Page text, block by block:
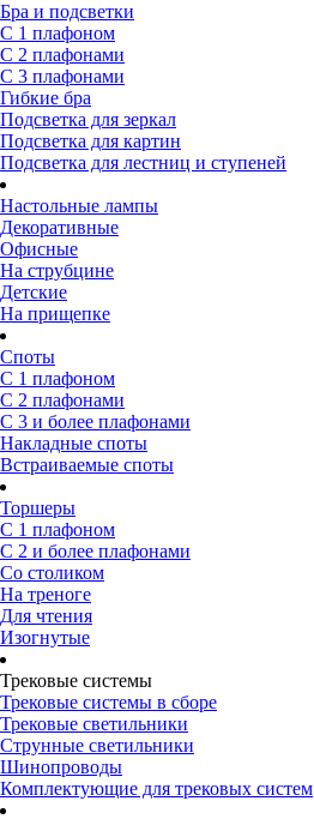
Бра и подсветки
С 1 плафоном
С 2 плафонами
С 3 плафонами
Гибкие бра
Подсветка для зеркал
Подсветка для картин
Подсветка для лестниц и ступеней
Настольные лампы
Декоративные
Офисные
На струбцине
Детские
На прищепке
Споты
С 1 плафоном
С 2 плафонами
С 3 и более плафонами
Накладные споты
Встраиваемые споты
Торшеры
С 1 плафоном
С 2 и более плафонами
Со столиком
На треноге
Для чтения
Изогнутые
Трековые системы
Трековые системы в сборе
Трековые светильники
Струнные светильники
Шинопроводы
Комплектующие для трековых систем